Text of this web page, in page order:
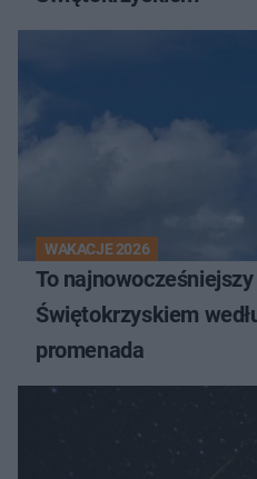
WAKACJE 2026
To
Świętokrzyskiem
promenada